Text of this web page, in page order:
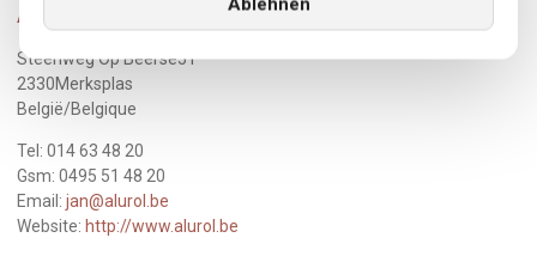
Alurol Verandabouw
Steenweg Op Beerse51
2330Merksplas
België/Belgique
Tel: 014 63 48 20
Gsm: 0495 51 48 20
Email: jan@alurol.be
Website: http://www.alurol.be